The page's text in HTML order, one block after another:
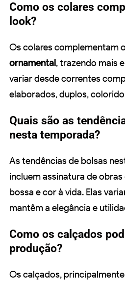
Como os colares
look?
Os colares complementam
ornamental, trazendo mais
variar desde correntes
elaborados, duplos,
Quais são as
nesta temporada?
As tendências de bolsas
incluem assinatura de
bossa e cor à vida. Elas
mantêm a elegância e
Como os calçados
produção?
Os calçados,